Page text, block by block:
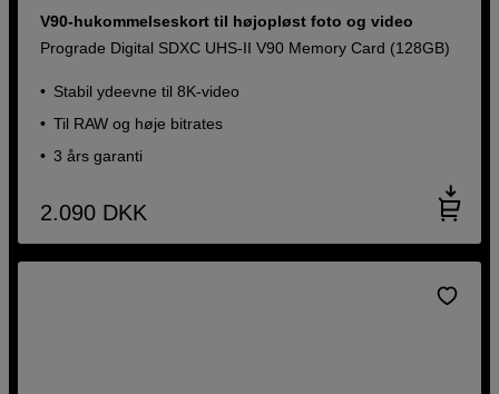
V90-hukommelseskort til højopløst foto og video
Prograde Digital SDXC UHS-II V90 Memory Card (128GB)
Stabil ydeevne til 8K-video
Til RAW og høje bitrates
3 års garanti
2.090 DKK